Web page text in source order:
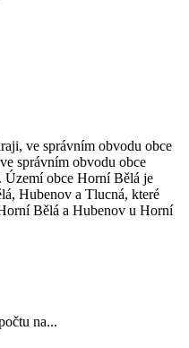
ve správním obvodu obce
správním obvodu obce
Území obce Horní Bělá je
Hubenov a Tlucná, které
Bělá a Hubenov u Horní
na...